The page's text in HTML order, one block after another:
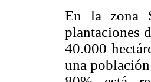
En la zona
plantaciones
40.000
una